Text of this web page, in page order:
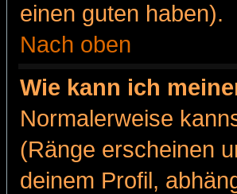
einen guten haben).
Nach oben
Wie kann ich
Normalerweise
(Ränge erscheinen
deinem Profil,